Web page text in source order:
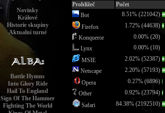
Novinky
Králové
Historie skupiny
Aktualní turné
Battle Hymns
Into Glory Ride
Hail To England
Sign Of The Hammer
Fighting The World
Prohlížeč
Počet
Bot
8.51% (221042)
Firefox
1.72% (44638)
Konqueror
0.00% (20)
Lynx
0.00% (10)
MSIE
2.02% (52387)
Netscape
2.20% (57193)
Opera
0.27% (6896)
Other
0.92% (23794)
Safari
84.38% (2192510)